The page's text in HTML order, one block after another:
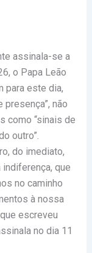
assinala-se a
o Papa Leão
para este dia,
não
como “sinais de
outro”.
do imediato,
que
no caminho
à nossa
escreveu
no dia 11